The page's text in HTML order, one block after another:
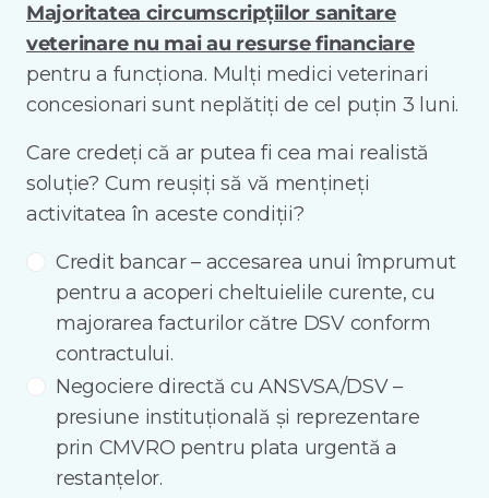
Majoritatea circumscripțiilor sanitare
veterinare nu mai au resurse financiare
pentru a funcționa. Mulți medici veterinari
concesionari sunt neplătiți de cel puțin 3 luni.
Care credeți că ar putea fi cea mai realistă
soluție? Cum reușiți să vă mențineți
activitatea în aceste condiții?
Credit bancar – accesarea unui împrumut
pentru a acoperi cheltuielile curente, cu
majorarea facturilor către DSV conform
contractului.
Negociere directă cu ANSVSA/DSV –
presiune instituțională și reprezentare
prin CMVRO pentru plata urgentă a
restanțelor.